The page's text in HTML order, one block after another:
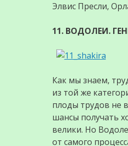
Элвис Пресли,
11. ВОДОЛЕИ.
Как мы знаем,
из той же
плоды трудов не
шансы получать
велики. Но
от самого